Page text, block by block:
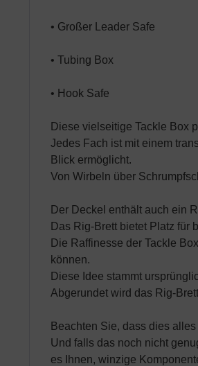
• Großer Leader Safe
• Tubing Box
• Hook Safe
Diese vielseitige Tackle Box
Jedes Fach ist mit einem
Blick ermöglicht.
Von Wirbeln über
Der Deckel enthält auch ein
Das Rig-Brett bietet Platz für
Die Raffinesse der Tackle
können.
Diese Idee stammt
Abgerundet wird das Rig-
Beachten Sie, dass dies
Und falls das noch nicht
es Ihnen, winzige